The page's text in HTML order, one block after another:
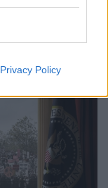
Privacy Policy